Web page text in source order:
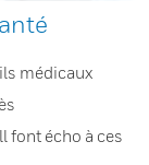
médicaux
font écho à ces